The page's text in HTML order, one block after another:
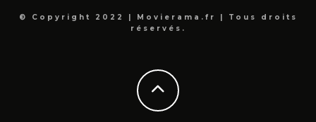
© Copyright 2022 | Movierama.fr | Tous droits
réservés.